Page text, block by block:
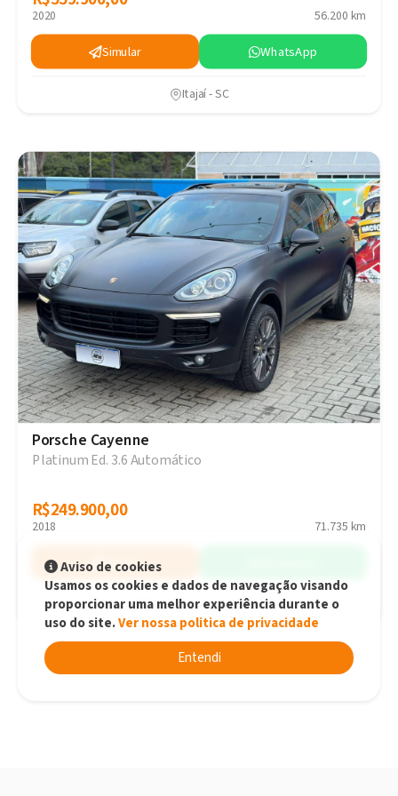
2020 56.200 km
Simular WhatsApp
Itajaí - SC
Porsche Cayenne
Platinum Ed. 3.6 Automático
R$249.900,00
R$249.900,00
2018 71.735 km
Simular
Balneário Camboriú - SC
Aviso de cookies
Usamos os cookies e dados de navegação visando
proporcionar uma melhor experiência durante o
uso do site.Ver nossa politica de privacidade
Entendi